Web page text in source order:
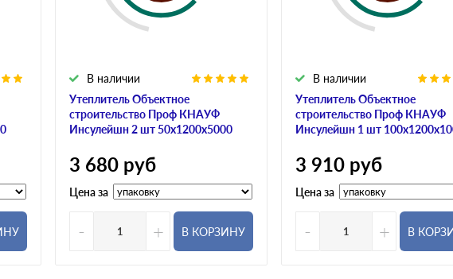
Утеплитель Объектное
строительство Проф КНАУФ
Инсулейшн 2 шт 50х1200х5000
В наличии
3 680 руб
Цена за
- + В КОРЗИНУ
Утеплитель Объектное
строительство Проф КНАУФ
Инсулейшн 1 шт
В наличии
3 910 руб
Цена за
- + В